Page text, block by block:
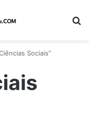
Sociais”